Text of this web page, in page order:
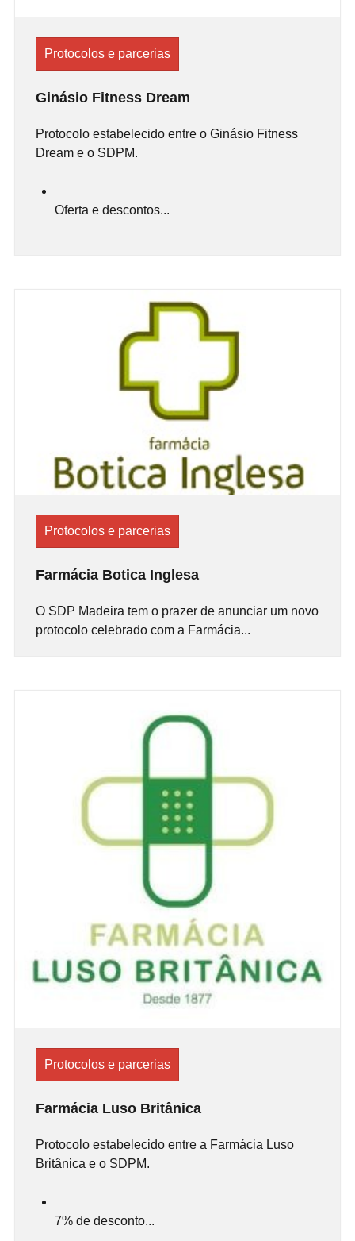
Protocolos e parcerias
Ginásio Fitness Dream
Protocolo estabelecido entre o Ginásio Fitness
Dream e o SDPM.
Oferta e descontos...
Protocolos e parcerias
Farmácia Botica Inglesa
O SDP Madeira tem o prazer de anunciar um novo
protocolo celebrado com a Farmácia...
Protocolos e parcerias
Farmácia Luso Britânica
Protocolo estabelecido entre a Farmácia Luso
Britânica e o SDPM.
7% de desconto...